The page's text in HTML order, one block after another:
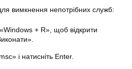
вимкнення непотрібних служб:
«Windows + R», щоб відкрити
і натисніть Enter.